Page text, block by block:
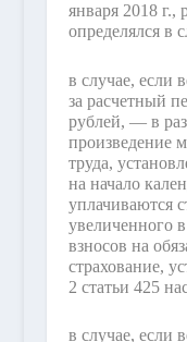
января 2018 г.,
определялся в
в случае, если
за расчетный
рублей, — в
произведение
труда,
на начало
уплачиваются
увеличенного
взносов на
страхование,
2 статьи 425
в случае, если